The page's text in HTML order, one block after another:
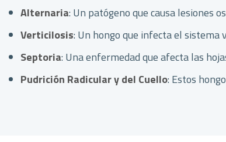
Alternaria: Un patógeno que causa lesiones
Verticilosis: Un hongo que infecta el
Septoria: Una enfermedad que afecta las
Pudrición Radicular y del Cuello: Estos